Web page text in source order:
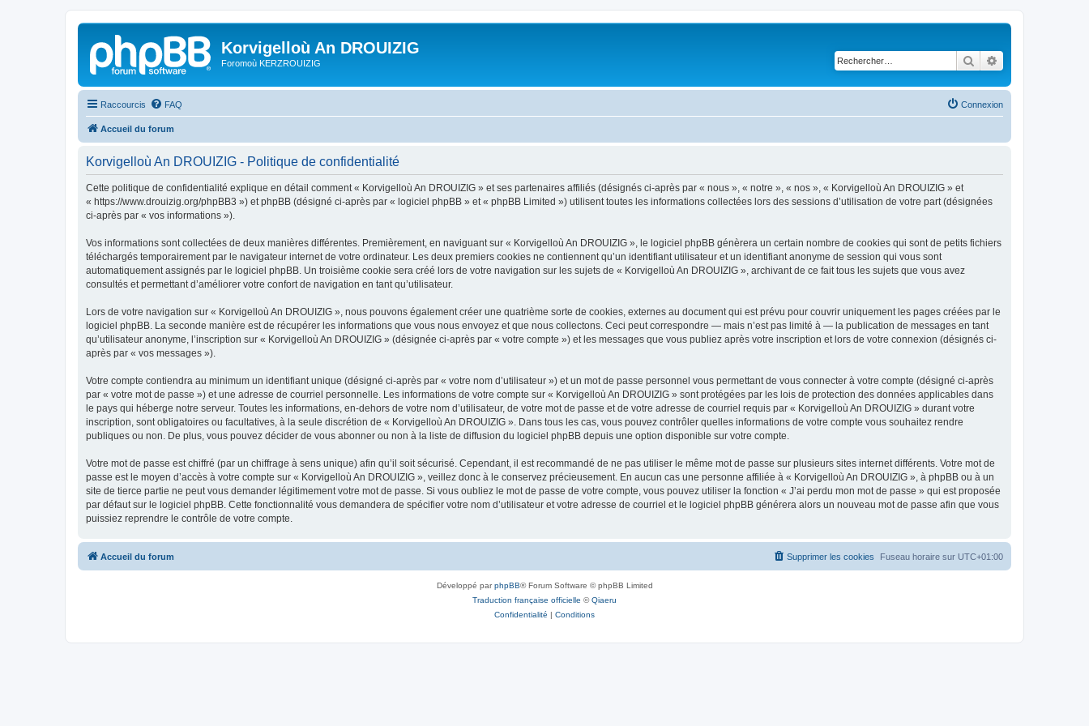
Korvigelloù An DROUIZIG
Foromoù KERZROUIZIG Rechercher
Raccourcis FAQ Connexion
Accueil du forum
Korvigelloù An DROUIZIG - Politique de confidentialité
Cette politique de confidentialité explique en détail comment « Korvigelloù An DROUIZIG » et ses partenaires affiliés (désignés ci-après par « nous », « notre », « nos », « Korvigelloù An DROUIZIG » et
« https://www.drouizig.org/phpBB3 ») et phpBB (désigné ci-après par « logiciel phpBB » et « phpBB Limited ») utilisent toutes les informations collectées lors des sessions d’utilisation de votre part (désignées
ci-après par « vos informations »).
Vos informations sont collectées de deux manières différentes. Premièrement, en naviguant sur « Korvigelloù An DROUIZIG », le logiciel phpBB génèrera un certain nombre de cookies qui sont de petits fichiers
téléchargés temporairement par le navigateur internet de votre ordinateur. Les deux premiers cookies ne contiennent qu’un identifiant utilisateur et un identifiant anonyme de session qui vous sont
automatiquement assignés par le logiciel phpBB. Un troisième cookie sera créé lors de votre navigation sur les sujets de « Korvigelloù An DROUIZIG », archivant de ce fait tous les sujets que vous avez
consultés et permettant d’améliorer votre confort de navigation en tant qu’utilisateur.
Lors de votre navigation sur « Korvigelloù An DROUIZIG », nous pouvons également créer une quatrième sorte de cookies, externes au document qui est prévu pour couvrir uniquement les pages créées par le
logiciel phpBB. La seconde manière est de récupérer les informations que vous nous envoyez et que nous collectons. Ceci peut correspondre — mais n’est pas limité à — la publication de messages en tant
qu’utilisateur anonyme, l’inscription sur « Korvigelloù An DROUIZIG » (désignée ci-après par « votre compte ») et les messages que vous publiez après votre inscription et lors de votre connexion (désignés ci-
après par « vos messages »).
Votre compte contiendra au minimum un identifiant unique (désigné ci-après par « votre nom d’utilisateur ») et un mot de passe personnel vous permettant de vous connecter à votre compte (désigné ci-après
par « votre mot de passe ») et une adresse de courriel personnelle. Les informations de votre compte sur « Korvigelloù An DROUIZIG » sont protégées par les lois de protection des données applicables dans
le pays qui héberge notre serveur. Toutes les informations, en-dehors de votre nom d’utilisateur, de votre mot de passe et de votre adresse de courriel requis par « Korvigelloù An DROUIZIG » durant votre
inscription, sont obligatoires ou facultatives, à la seule discrétion de « Korvigelloù An DROUIZIG ». Dans tous les cas, vous pouvez contrôler quelles informations de votre compte vous souhaitez rendre
publiques ou non. De plus, vous pouvez décider de vous abonner ou non à la liste de diffusion du logiciel phpBB depuis une option disponible sur votre compte.
Votre mot de passe est chiffré (par un chiffrage à sens unique) afin qu’il soit sécurisé. Cependant, il est recommandé de ne pas utiliser le même mot de passe sur plusieurs sites internet différents. Votre mot de
passe est le moyen d’accès à votre compte sur « Korvigelloù An DROUIZIG », veillez donc à le conservez précieusement. En aucun cas une personne affiliée à « Korvigelloù An DROUIZIG », à phpBB ou à un
site de tierce partie ne peut vous demander légitimement votre mot de passe. Si vous oubliez le mot de passe de votre compte, vous pouvez utiliser la fonction « J’ai perdu mon mot de passe » qui est proposée
par défaut sur le logiciel phpBB. Cette fonctionnalité vous demandera de spécifier votre nom d’utilisateur et votre adresse de courriel et le logiciel phpBB générera alors un nouveau mot de passe afin que vous
puissiez reprendre le contrôle de votre compte.
Accueil du forum Fuseau horaire sur UTC+01:00
Supprimer les cookies
Développé parphpBB® Forum Software © phpBB Limited
Traduction française officielle ©Qiaeru
Confidentialité | Conditions